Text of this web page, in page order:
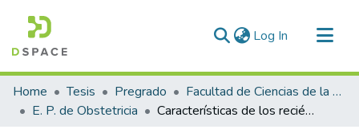
Log In (current)
Communities & Collections
All of DSpace
Home Tesis Pregrado
Facultad de Ciencias de la Salud
E. P. de Obstetricia
Características de los recién nacidos en diferentes niveles de altitud en el Perú año 2022